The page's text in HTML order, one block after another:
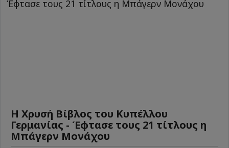
Η Χρυσή Βίβλος του Κυπέλλου
Γερμανίας - Έφτασε τους 21 τίτλους η
Μπάγερν Μονάχου